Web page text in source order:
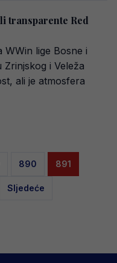
transparente Red
WWin lige Bosne i
i Veleža
ali je atmosfera
890 891
Sljedeće